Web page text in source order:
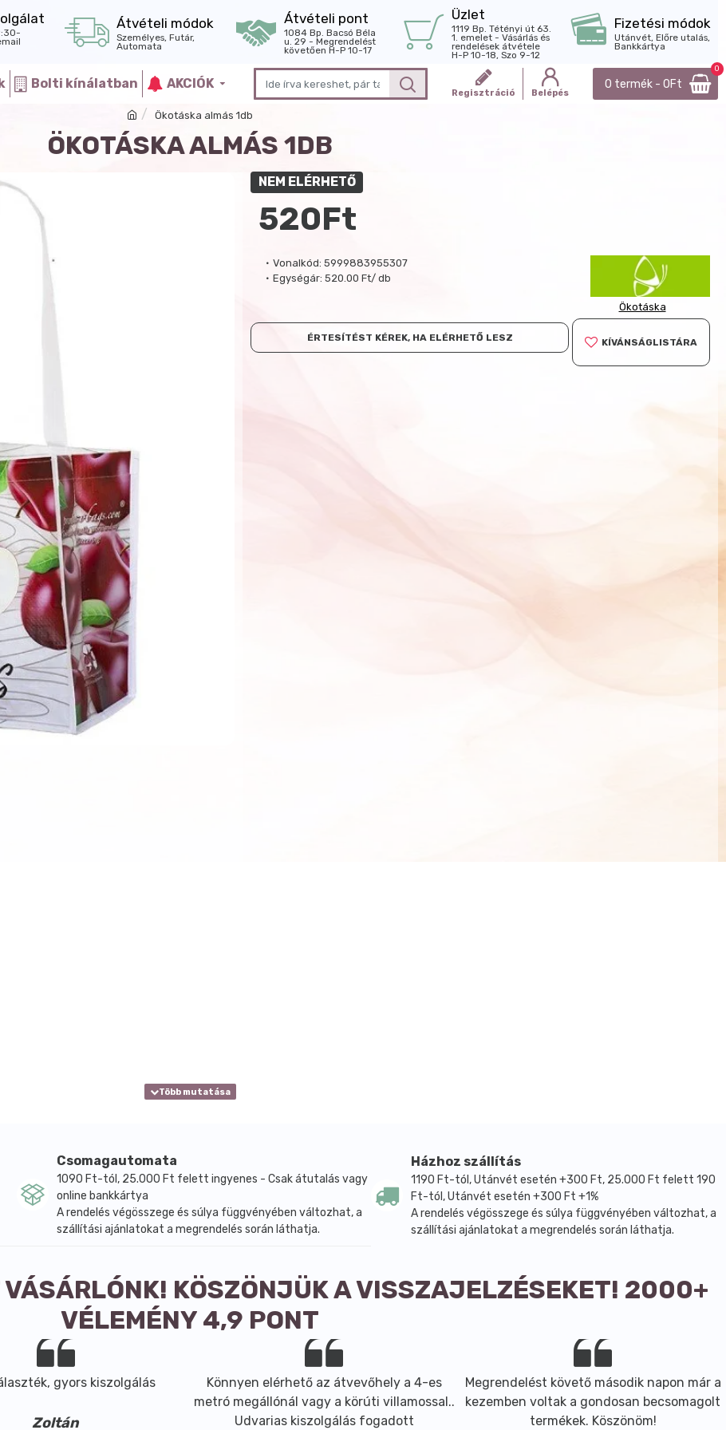
Átvételi módok
Személyes, Futár,
Automata
Átvételi pont
1084 Bp. Bacsó Béla
u. 29 - Megrendelést
követően H-P 10-17
Üzlet
1119 Bp. Tétényi út 63.
1. emelet - Vásárlás és
rendelések átvétele
H-P 10-18, Szo 9-12
Fizetési módok
Utánvét, Előre utalás,
Bankkártya
Bolti kínálatban AKCIÓK
Regisztráció Belépés
0 termék - 0Ft
0
Ökotáska almás 1db
ÖKOTÁSKA ALMÁS 1DB
Vonalkód: 5999883955307
Egységár: 520.00 Ft/ db
Ökotáska
NEM ELÉRHETŐ
520Ft
ÉRTESÍTÉST KÉREK, HA ELÉRHETŐ LESZ KÍVÁNSÁGLISTÁRA
Csomagautomata
1090 Ft-tól, 25.000 Ft felett ingyenes - Csak átutalás vagy
online bankkártya
A rendelés végösszege és súlya függvényében változhat, a
szállítási ajánlatokat a megrendelés során láthatja.
Házhoz szállítás
1190 Ft-tól, Utánvét esetén +300 Ft, 25.000 Ft felett 190
Ft-tól, Utánvét esetén +300 Ft +1%
A rendelés végösszege és súlya függvényében változhat, a
szállítási ajánlatokat a megrendelés során láthatja.
VÁSÁRLÓNK! KÖSZÖNJÜK A VISSZAJELZÉSEKET! 2000+
VÉLEMÉNY 4,9 PONT
gyors kiszolgálás
Zoltán
Könnyen elérhető az átvevőhely a 4-es
metró megállónál vagy a körúti villamossal..
Udvarias kiszolgálás fogadott
Megrendelést követő második napon már a
kezemben voltak a gondosan becsomagolt
termékek. Köszönöm!